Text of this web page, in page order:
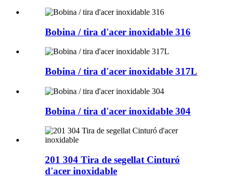
Bobina / tira d'acer inoxidable 316
Bobina / tira d'acer inoxidable 317L
Bobina / tira d'acer inoxidable 304
201 304 Tira de segellat Cinturó
d'acer inoxidable